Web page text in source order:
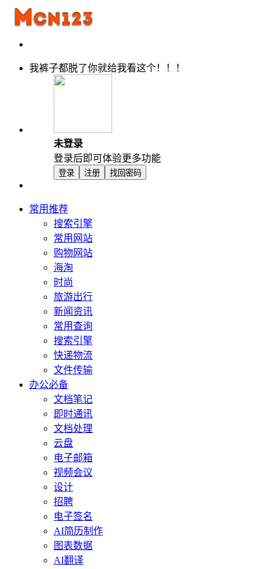
我裤子都脱了你就给我看这个！！！
未登录
登录后即可体验更多功能
登录 注册 找回密码
常用推荐
搜索引擎
常用网站
购物网站
海淘
时尚
旅游出行
新闻资讯
常用查询
搜索引擎
快递物流
文件传输
办公必备
文档笔记
即时通讯
文档处理
云盘
电子邮箱
视频会议
设计
招聘
电子签名
AI简历制作
图表数据
AI翻译